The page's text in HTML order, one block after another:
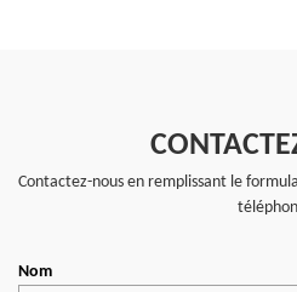
Contactez-nous en remplissant le
Nom